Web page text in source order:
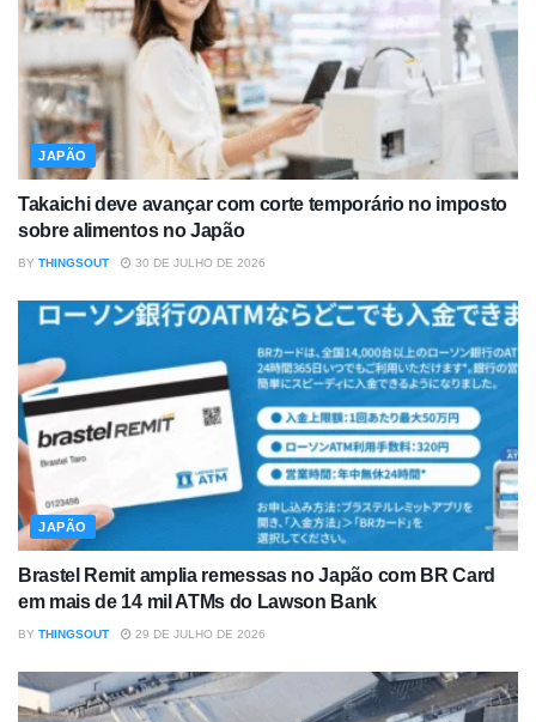
JAPÃO
Takaichi deve avançar com corte temporário no imposto
sobre alimentos no Japão
BY THINGSOUT 30 DE JULHO DE 2026
JAPÃO
Brastel Remit amplia remessas no Japão com BR Card
em mais de 14 mil ATMs do Lawson Bank
BY THINGSOUT 29 DE JULHO DE 2026